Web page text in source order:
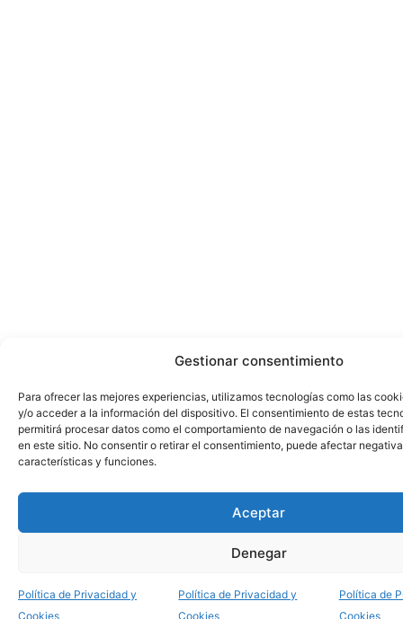
Gestionar consentimiento
Para ofrecer las mejores experiencias, utilizamos tecnologías como las
y/o acceder a la información del dispositivo. El consentimiento de estas
permitirá procesar datos como el comportamiento de navegación o las
en este sitio. No consentir o retirar el consentimiento, puede afectar
características y funciones.
Aceptar
Denegar
Política de Privacidad y
Cookies
Política de Privacidad y
Cookies
Política de
Cookies